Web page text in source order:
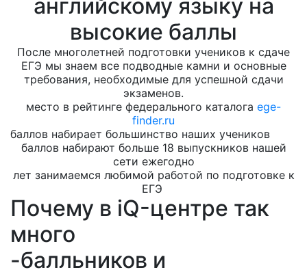
английскому языку на
высокие баллы
После многолетней подготовки учеников к сдаче
ЕГЭ мы знаем все подводные камни и основные
требования, необходимые для успешной сдачи
экзаменов.
место в рейтинге федерального каталога ege-
finder.ru
баллов набирает большинство наших учеников
баллов набирают больше 18 выпускников нашей
сети ежегодно
лет занимаемся любимой работой по подготовке к
ЕГЭ
Почему в iQ-центре так
много
-балльников и